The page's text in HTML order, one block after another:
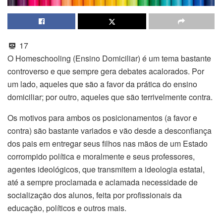
17
O Homeschooling (Ensino Domiciliar) é um tema bastante
controverso e que sempre gera debates acalorados. Por
um lado, aqueles que são a favor da prática do ensino
domiciliar; por outro, aqueles que são terrivelmente contra.
Os motivos para ambos os posicionamentos (a favor e
contra) são bastante variados e vão desde a desconfiança
dos pais em entregar seus filhos nas mãos de um Estado
corrompido política e moralmente e seus professores,
agentes ideológicos, que transmitem a ideologia estatal,
até a sempre proclamada e aclamada necessidade de
socialização dos alunos, feita por profissionais da
educação, políticos e outros mais.